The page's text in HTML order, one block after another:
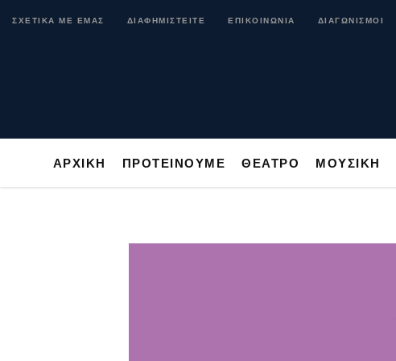
ΣΧΕΤΙΚΑ ΜΕ ΕΜΑΣ ΔΙΑΦΗΜΙΣΤΕΙΤΕ ΕΠΙΚΟΙΝΩΝΙΑ ΔΙΑΓΩΝΙΣΜΟΙ
ΑΡΧΙΚΗ ΠΡΟΤΕΙΝΟΥΜΕ ΘΕΑΤΡΟ ΜΟΥΣΙΚΗ
ΑΡΧΙΚΗ ΠΡΟΤΕΙΝΟΥΜΕ ΘΕΑΤΡΟ ΜΟΥΣΙΚΗ